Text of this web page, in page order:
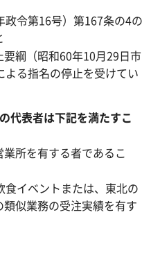
令第16号）第167条の4の
綱（昭和60年10月29日市
る指名の停止を受けてい
代表者は下記を満たすこ
所を有する者であるこ
イベントまたは、東北の
似業務の受注実績を有す